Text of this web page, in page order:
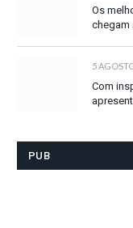
Os
chegam
5
Com
PUB